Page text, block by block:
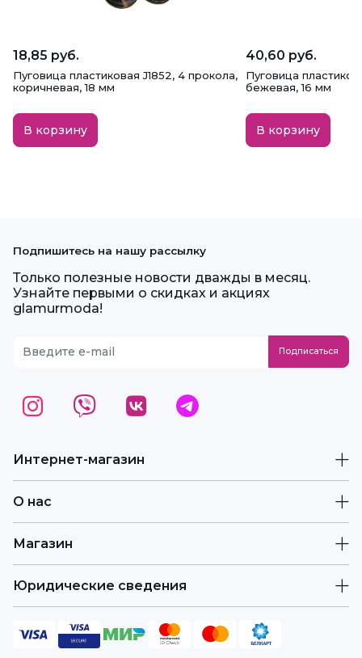
18,85 руб.
Пуговица пластиковая J1852, 4 прокола,
коричневая, 18 мм
В корзину
40,60 руб.
Пуговица
бежевая, 16 мм
В корзину
Интернет-магазин
О нас
Магазин
Юридические сведения
Подпишитесь на нашу рассылку
Только полезные новости дважды в месяц.
Узнайте первыми о скидках и акциях
glamurmoda!